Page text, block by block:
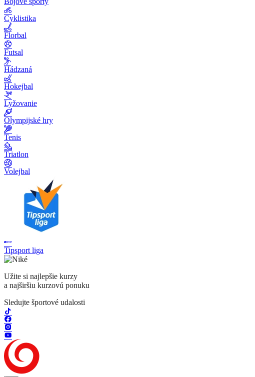
Cyklistika
Florbal
Futsal
Hádzaná
Hokejbal
Lyžovanie
Olympijské hry
Tenis
Triatlon
Volejbal
Tipsport liga
Užite si najlepšie kurzy
a najširšiu kurzovú ponuku
Sledujte športové udalosti